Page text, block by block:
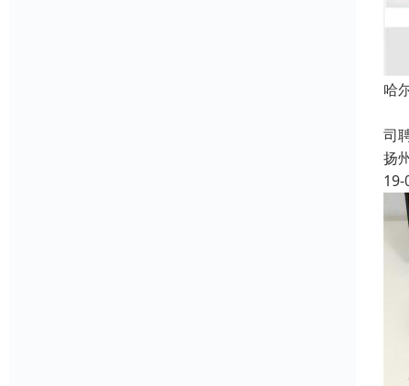
哈
司
扬
19-